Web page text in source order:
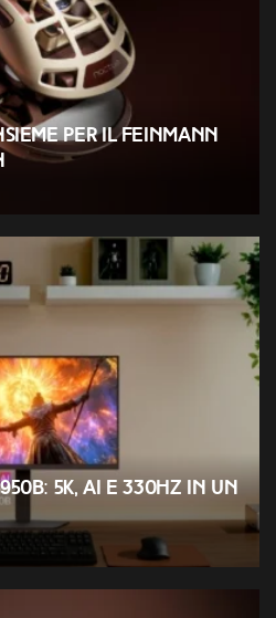
per il Feinmann
5K, AI e 330Hz in un